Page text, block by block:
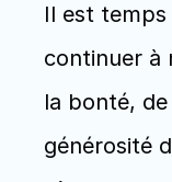
Il est
continuer à
la bonté,
générosité